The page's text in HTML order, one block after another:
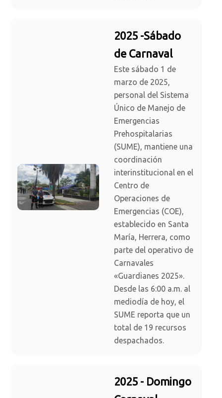
2025 -Sábado
de Carnaval
Este sábado 1 de
marzo de 2025,
personal del Sistema
Único de Manejo de
Emergencias
Prehospitalarias
(SUME), mantiene una
coordinación
interinstitucional en el
Centro de
Operaciones de
Emergencias (COE),
establecido en Santa
María, Herrera, como
parte del operativo de
Carnavales
«Guardianes 2025».
Desde las 6:00 a.m. al
mediodía de hoy, el
SUME reporta que un
total de 19 recursos
despachados.
2025 - Domingo